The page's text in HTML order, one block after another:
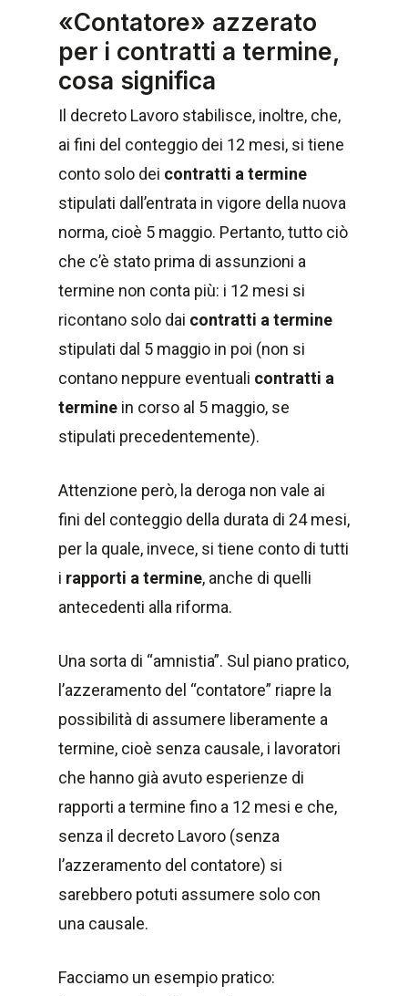
«Contatore» azzerato
per i contratti a termine,
cosa significa
Il decreto Lavoro stabilisce, inoltre, che,
ai fini del conteggio dei 12 mesi, si tiene
conto solo dei contratti a termine
stipulati dall’entrata in vigore della nuova
norma, cioè 5 maggio. Pertanto, tutto ciò
che c’è stato prima di assunzioni a
termine non conta più: i 12 mesi si
ricontano solo dai contratti a termine
stipulati dal 5 maggio in poi (non si
contano neppure eventuali contratti a
termine in corso al 5 maggio, se
stipulati precedentemente).
Attenzione però, la deroga non vale ai
fini del conteggio della durata di 24 mesi,
per la quale, invece, si tiene conto di tutti
i rapporti a termine, anche di quelli
antecedenti alla riforma.
Una sorta di “amnistia”. Sul piano pratico,
l’azzeramento del “contatore” riapre la
possibilità di assumere liberamente a
termine, cioè senza causale, i lavoratori
che hanno già avuto esperienze di
rapporti a termine fino a 12 mesi e che,
senza il decreto Lavoro (senza
l’azzeramento del contatore) si
sarebbero potuti assumere solo con
una causale.
Facciamo un esempio pratico: